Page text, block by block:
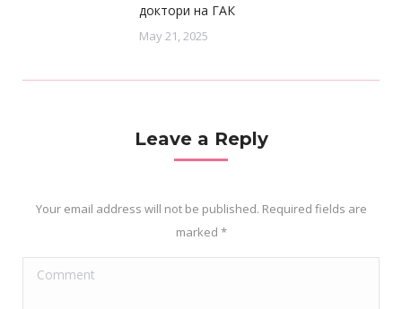
доктори на ГАК
May 21, 2025
Leave a Reply
Your email address will not be published. Required fields are
marked *
Comment